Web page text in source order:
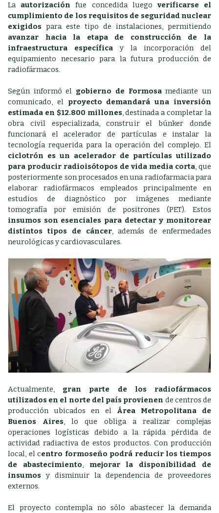
La autorización fue concedida luego verificarse el
cumplimiento de los requisitos de seguridad nuclear
exigidos para este tipo de instalaciones, permitiendo
avanzar hacia la etapa de construcción de la
infraestructura específica y la incorporación del
equipamiento necesario para la futura producción de
radiofármacos.
Según informó el gobierno de Formosamediante un
comunicado, el proyecto demandará una inversión
estimada en $12.800 millones, destinada a completar la
obra civil especializada, construir el búnker donde
funcionará el acelerador de partículas e instalar la
tecnología requerida para la operación del complejo. El
ciclotrón es un acelerador de partículas utilizado
para producir radioisótopos de vida media corta, que
posteriormente son procesados en una radiofarmacia para
elaborar radiofármacos empleados principalmente en
estudios de diagnóstico por imágenes mediante
tomografía por emisión de positrones (PET). Estos
insumos son esenciales para detectar y monitorear
distintos tipos de cáncer, además de enfermedades
neurológicas y cardiovasculares.
Actualmente, gran parte de los radiofármacos
utilizados en el norte del país provienen de centros de
producción ubicados en el Área Metropolitana de
Buenos Aires, lo que obliga a realizar complejas
operaciones logísticas debido a la rápida pérdida de
actividad radiactiva de estos productos. Con producción
local, el centro formoseño podrá reducir los tiempos
de abastecimiento, mejorar la disponibilidad de
insumos y disminuir la dependencia de proveedores
externos.
El proyecto contempla no sólo abastecer la demanda